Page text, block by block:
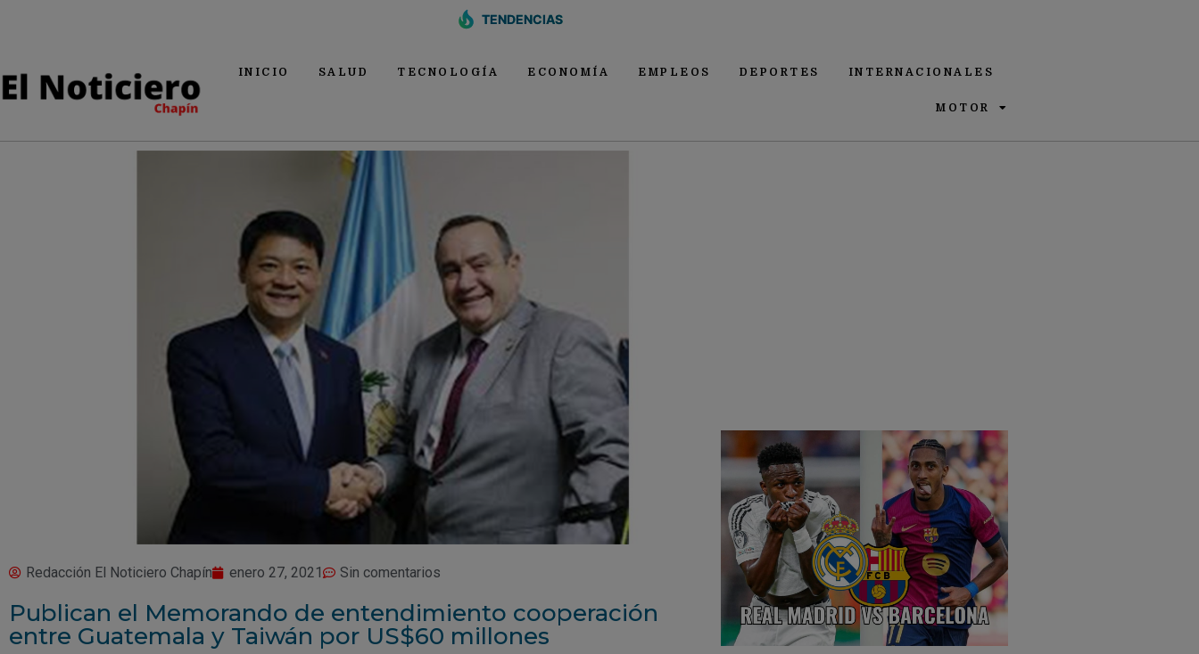
TENDENCIAS
INICIO SALUD TECNOLOGÍA ECONOMÍA EMPLEOS DEPORTES INTERNACIONALES
MOTOR
Redacción El Noticiero Chapín enero 27, 2021 Sin comentarios
Publican el Memorando de entendimiento cooperación
entre Guatemala y Taiwán por US$60 millones